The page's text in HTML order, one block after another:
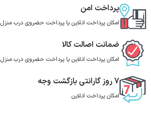
پرداخت امن
امکان پرداخت انلاین یا پرداخت حضروی درب منزل
ضمانت اصالت کالا
امکان پرداخت انلاین یا پرداخت حضروی درب منزل
7 روز گارانتی بازگشت وجه
امکان پرداخت انلاین